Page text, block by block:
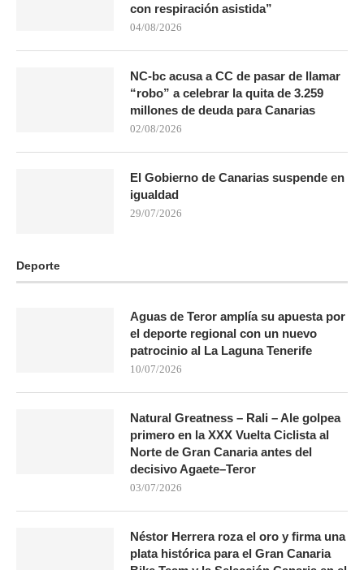
con respiración asistida”
04/08/2026
NC-bc acusa a CC de pasar de llamar
“robo” a celebrar la quita de 3.259
millones de deuda para Canarias
02/08/2026
El Gobierno de Canarias suspende en
igualdad
29/07/2026
Deporte
Aguas de Teror amplía su apuesta por
el deporte regional con un nuevo
patrocinio al La Laguna Tenerife
10/07/2026
Natural Greatness – Rali – Ale golpea
primero en la XXX Vuelta Ciclista al
Norte de Gran Canaria antes del
decisivo Agaete–Teror
03/07/2026
Néstor Herrera roza el oro y firma una
plata histórica para el Gran Canaria